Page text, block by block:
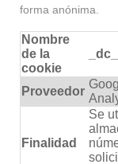
forma anónima.
Nombre
de la
cookie
Proveedor
Finalidad
Se